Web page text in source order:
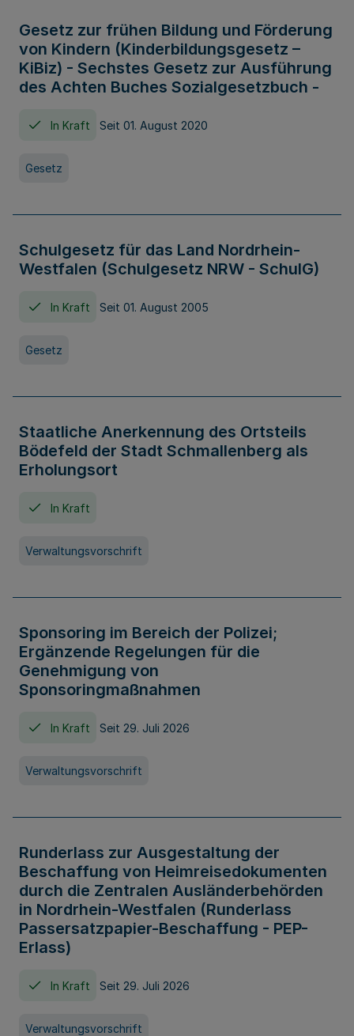
Gesetz zur frühen Bildung und Förderung
von Kindern (Kinderbildungsgesetz –
KiBiz) - Sechstes Gesetz zur Ausführung
des Achten Buches Sozialgesetzbuch -
In Kraft Seit 01. August 2020
Gesetz
Schulgesetz für das Land Nordrhein-
Westfalen (Schulgesetz NRW - SchulG)
In Kraft Seit 01. August 2005
Gesetz
Staatliche Anerkennung des Ortsteils
Bödefeld der Stadt Schmallenberg als
Erholungsort
In Kraft
Verwaltungsvorschrift
Sponsoring im Bereich der Polizei;
Ergänzende Regelungen für die
Genehmigung von
Sponsoringmaßnahmen
In Kraft Seit 29. Juli 2026
Verwaltungsvorschrift
Runderlass zur Ausgestaltung der
Beschaffung von Heimreisedokumenten
durch die Zentralen Ausländerbehörden
in Nordrhein-Westfalen (Runderlass
Passersatzpapier-Beschaffung - PEP-
Erlass)
In Kraft Seit 29. Juli 2026
Verwaltungsvorschrift